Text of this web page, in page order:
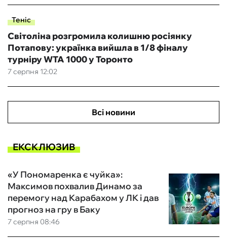
Теніс
7 серпня 12:02
Світоліна розгромила колишню росіянку
Потапову: українка вийшла в 1/8 фіналу
турніру WTA 1000 у Торонто
Всі новини
ЕКСКЛЮЗИВ
7 серпня 08:46
«У Пономаренка є чуйка»:
Максимов похвалив Динамо за
перемогу над Карабахом у ЛК і дав
прогноз на гру в Баку